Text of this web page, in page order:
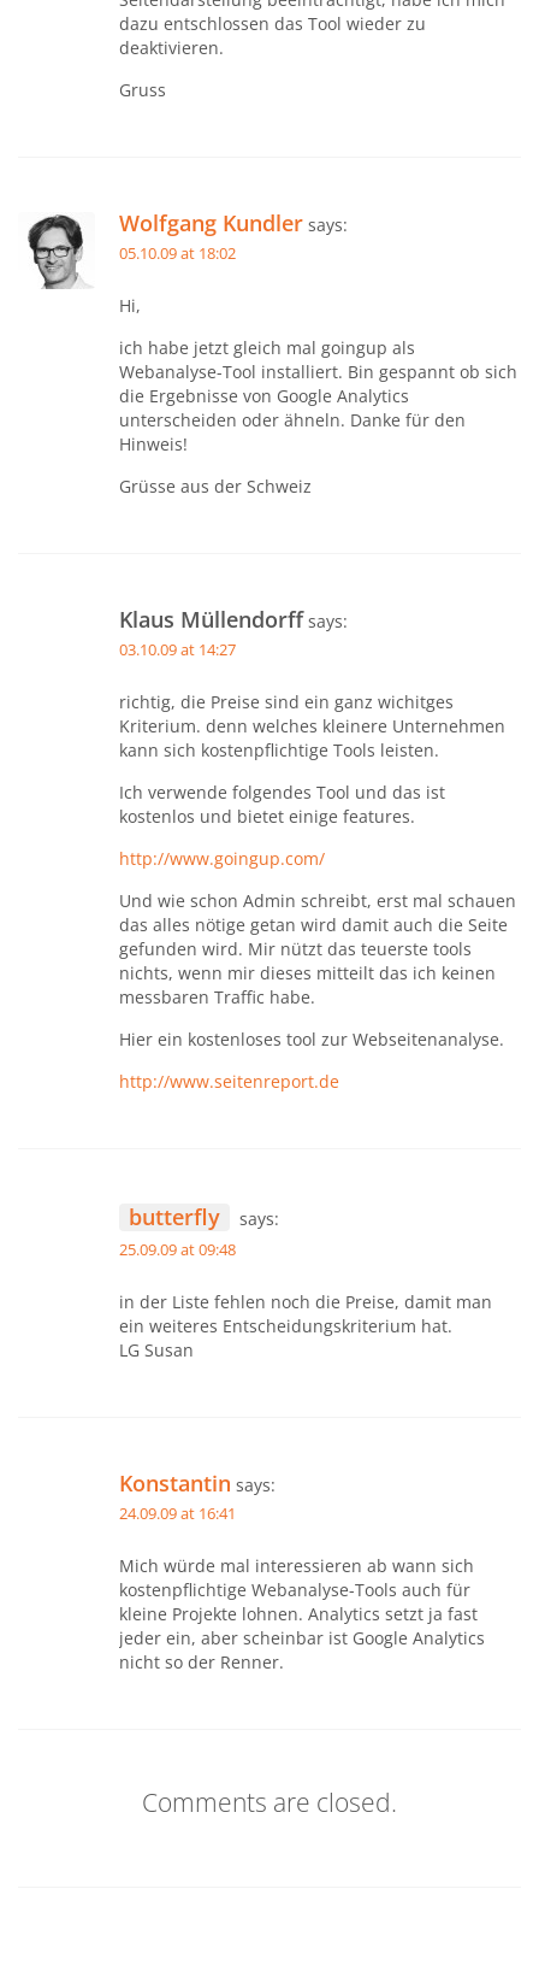
dazu entschlossen das Tool wieder zu
deaktivieren.
Gruss
Wolfgang Kundler says:
05.10.09 at 18:02
Hi,
ich habe jetzt gleich mal goingup als
Webanalyse-Tool installiert. Bin gespannt ob sich
die Ergebnisse von Google Analytics
unterscheiden oder ähneln. Danke für den
Hinweis!
Grüsse aus der Schweiz
Klaus Müllendorff says:
03.10.09 at 14:27
richtig, die Preise sind ein ganz wichitges
Kriterium. denn welches kleinere Unternehmen
kann sich kostenpflichtige Tools leisten.
Ich verwende folgendes Tool und das ist
kostenlos und bietet einige features.
http://www.goingup.com/
Und wie schon Admin schreibt, erst mal schauen
das alles nötige getan wird damit auch die Seite
gefunden wird. Mir nützt das teuerste tools
nichts, wenn mir dieses mitteilt das ich keinen
messbaren Traffic habe.
Hier ein kostenloses tool zur Webseitenanalyse.
http://www.seitenreport.de
butterfly says:
25.09.09 at 09:48
in der Liste fehlen noch die Preise, damit man
ein weiteres Entscheidungskriterium hat.
LG Susan
Konstantin says:
24.09.09 at 16:41
Mich würde mal interessieren ab wann sich
kostenpflichtige Webanalyse-Tools auch für
kleine Projekte lohnen. Analytics setzt ja fast
jeder ein, aber scheinbar ist Google Analytics
nicht so der Renner.
Comments are closed.